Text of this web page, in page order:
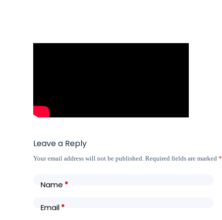
Leave a Reply
Your email address will not be published. Required fields are marked*
Name*
Email*